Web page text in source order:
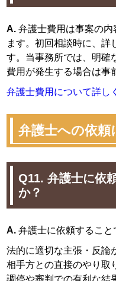
A. 弁護士費用は事案の内
ます。初回相談時に、詳
す。当事務所では、明確
費用が発生する場合は事
弁護士費用について詳し
弁護士への依頼
Q11. 弁護士に依
か？
A. 弁護士に依頼すること
法的に適切な主張・反論
相手方との直接のやり取